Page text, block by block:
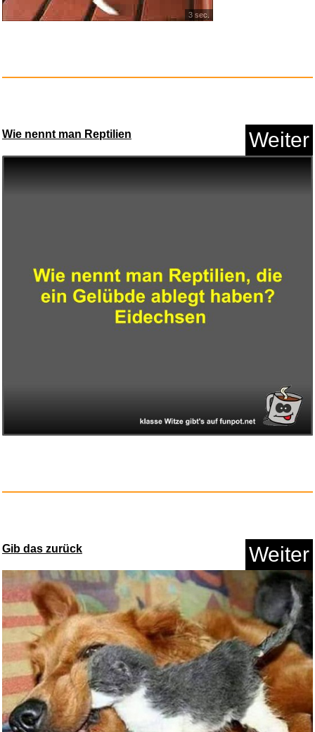
3 sec.
Wie nennt man Reptilien Weiter
Gib das zurück Weiter